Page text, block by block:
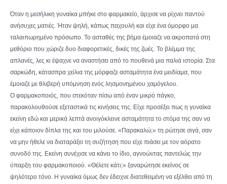
Όταν η μεσήλικη γυναίκα μπήκε στο φαρμακείο, άρχισε να ρίχνει παντού
ανήσυχες ματιές. Ήταν ψηλή, κάπως παχουλή και είχε ένα όμορφο μα
ταλαιπωρημένο πρόσωπο. Το ασταθές της βήμα έμοιαζε να ακροπατά στη
μεθόριο που χώριζε δυο διαφορετικές, δικές της ζωές. Το βλέμμα της
απλανές, λες κι έψαχνε να αναστήσει από το πουθενά μια παλιά ιστορία. Στα
σαρκώδη, κάτασπρα χείλια της μόρφαζε ασταμάτητα ένα μειδίαμα, που
έμοιαζε με θλιβερή υπόμνηση ενός λησμονημένου χαμόγελου.
Ο φαρμακοποιός, που στεκόταν πίσω από έναν μικρό πάγκο,
παρακολουθούσε εξεταστικά τις κινήσεις της. Είχε προσέξει πως η γυναίκα
εκείνη εδώ και μερικά λεπτά ανοιγόκλεινε ασταμάτητα το στόμα της σαν να
είχε κάποιον δίπλα της και του μιλούσε. «Παρακαλώ;» τη ρώτησε σιγά, σαν
να μην ήθελε να διαταράξει τη συζήτηση που είχε πιάσει με τον αόρατο
συνοδό της. Εκείνη συνέχισε να κάνει το ίδιο, αγνοώντας παντελώς την
ύπαρξη του φαρμακοποιού. «Θέλετε κάτι;» ξαναρώτησε εκείνος σε
ψηλότερο τόνο. Η γυναίκα όμως δεν έδειχνε διατεθειμένη να εξέλθει από τη